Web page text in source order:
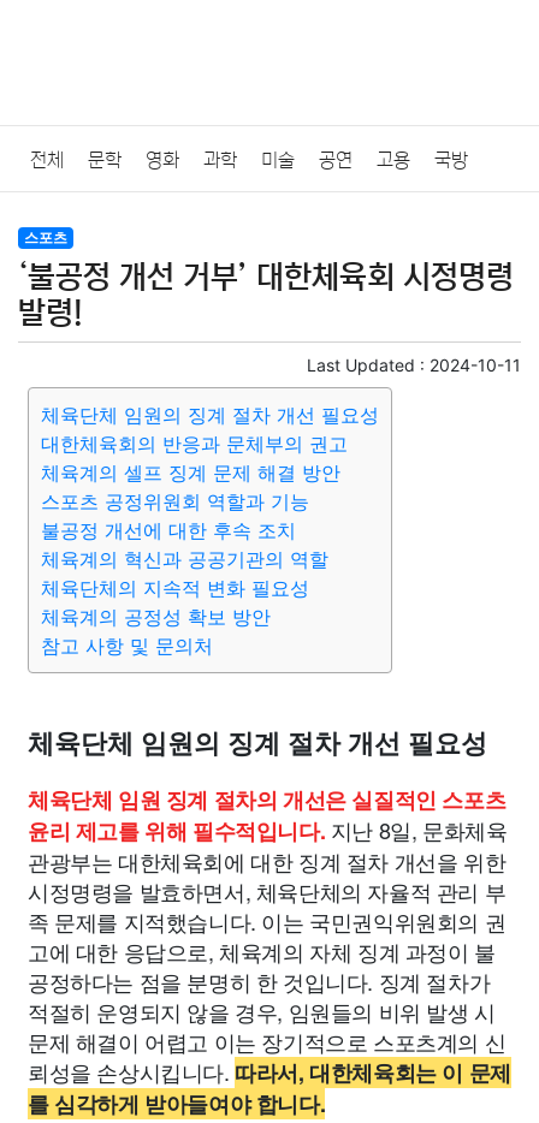
전체 문학 영화 과학 미술 공연 고용 국방
법률
질병 가요 방송 일상 주식 암호화폐 블록체인
미용 증권 인테리어
요리 상품리뷰 원예 금융 게임 스포츠
대출 자동차 취미 여행 맛집
종교 사회 정치 건강 의료 의학
부동산 외국어 교육 교통
스포츠
‘불공정 개선 거부’ 대한체육회 시정명령
발령!
Last Updated : 2024-10-11
체육단체 임원의 징계 절차 개선 필요성
대한체육회의 반응과 문체부의 권고
체육계의 셀프 징계 문제 해결 방안
스포츠 공정위원회 역할과 기능
불공정 개선에 대한 후속 조치
체육계의 혁신과 공공기관의 역할
체육단체의 지속적 변화 필요성
체육계의 공정성 확보 방안
참고 사항 및 문의처
체육단체 임원의 징계 절차 개선 필요성
체육단체 임원 징계 절차의 개선은 실질적인 스포츠
윤리 제고를 위해 필수적입니다. 지난 8일, 문화체육
관광부는 대한체육회에 대한 징계 절차 개선을 위한
시정명령을 발효하면서, 체육단체의 자율적 관리 부
족 문제를 지적했습니다. 이는 국민권익위원회의 권
고에 대한 응답으로, 체육계의 자체 징계 과정이 불
공정하다는 점을 분명히 한 것입니다. 징계 절차가
적절히 운영되지 않을 경우, 임원들의 비위 발생 시
문제 해결이 어렵고 이는 장기적으로 스포츠계의 신
뢰성을 손상시킵니다. 따라서, 대한체육회는 이 문제
를 심각하게 받아들여야 합니다.